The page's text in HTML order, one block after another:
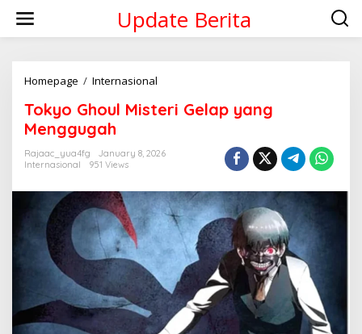
content
Update Berita
Homepage / Internasional
Misteri
Menggugah
Tokyo Ghoul Misteri Gelap yang
Menggugah
Rajaac_yua4fg
January 8, 2026
Internasional
951 Views